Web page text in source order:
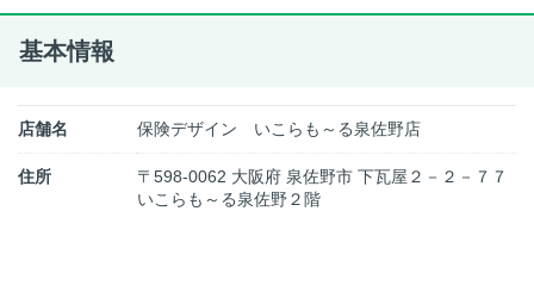
基本情報
店舗名 保険デザイン いこらも～る泉佐野店
住所
〒598-0062 大阪府 泉佐野市 下瓦屋２－２－７７
いこらも～る泉佐野２階